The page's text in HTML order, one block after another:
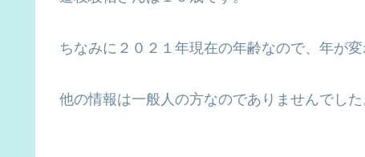
ちなみに２０２１年現在の年齢なので、年が
他の情報は一般人の方なのでありませんでした